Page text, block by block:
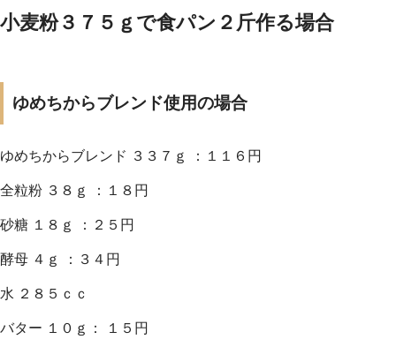
小麦粉３７５ｇで食パン２斤作る場合
ゆめちからブレンド使用の場合
ゆめちからブレンド ３３７ｇ ：１１６円
全粒粉 ３８ｇ ：１８円
砂糖 １８ｇ ：２５円
酵母 ４ｇ ：３４円
水 ２８５ｃｃ
バター １０ｇ： １５円